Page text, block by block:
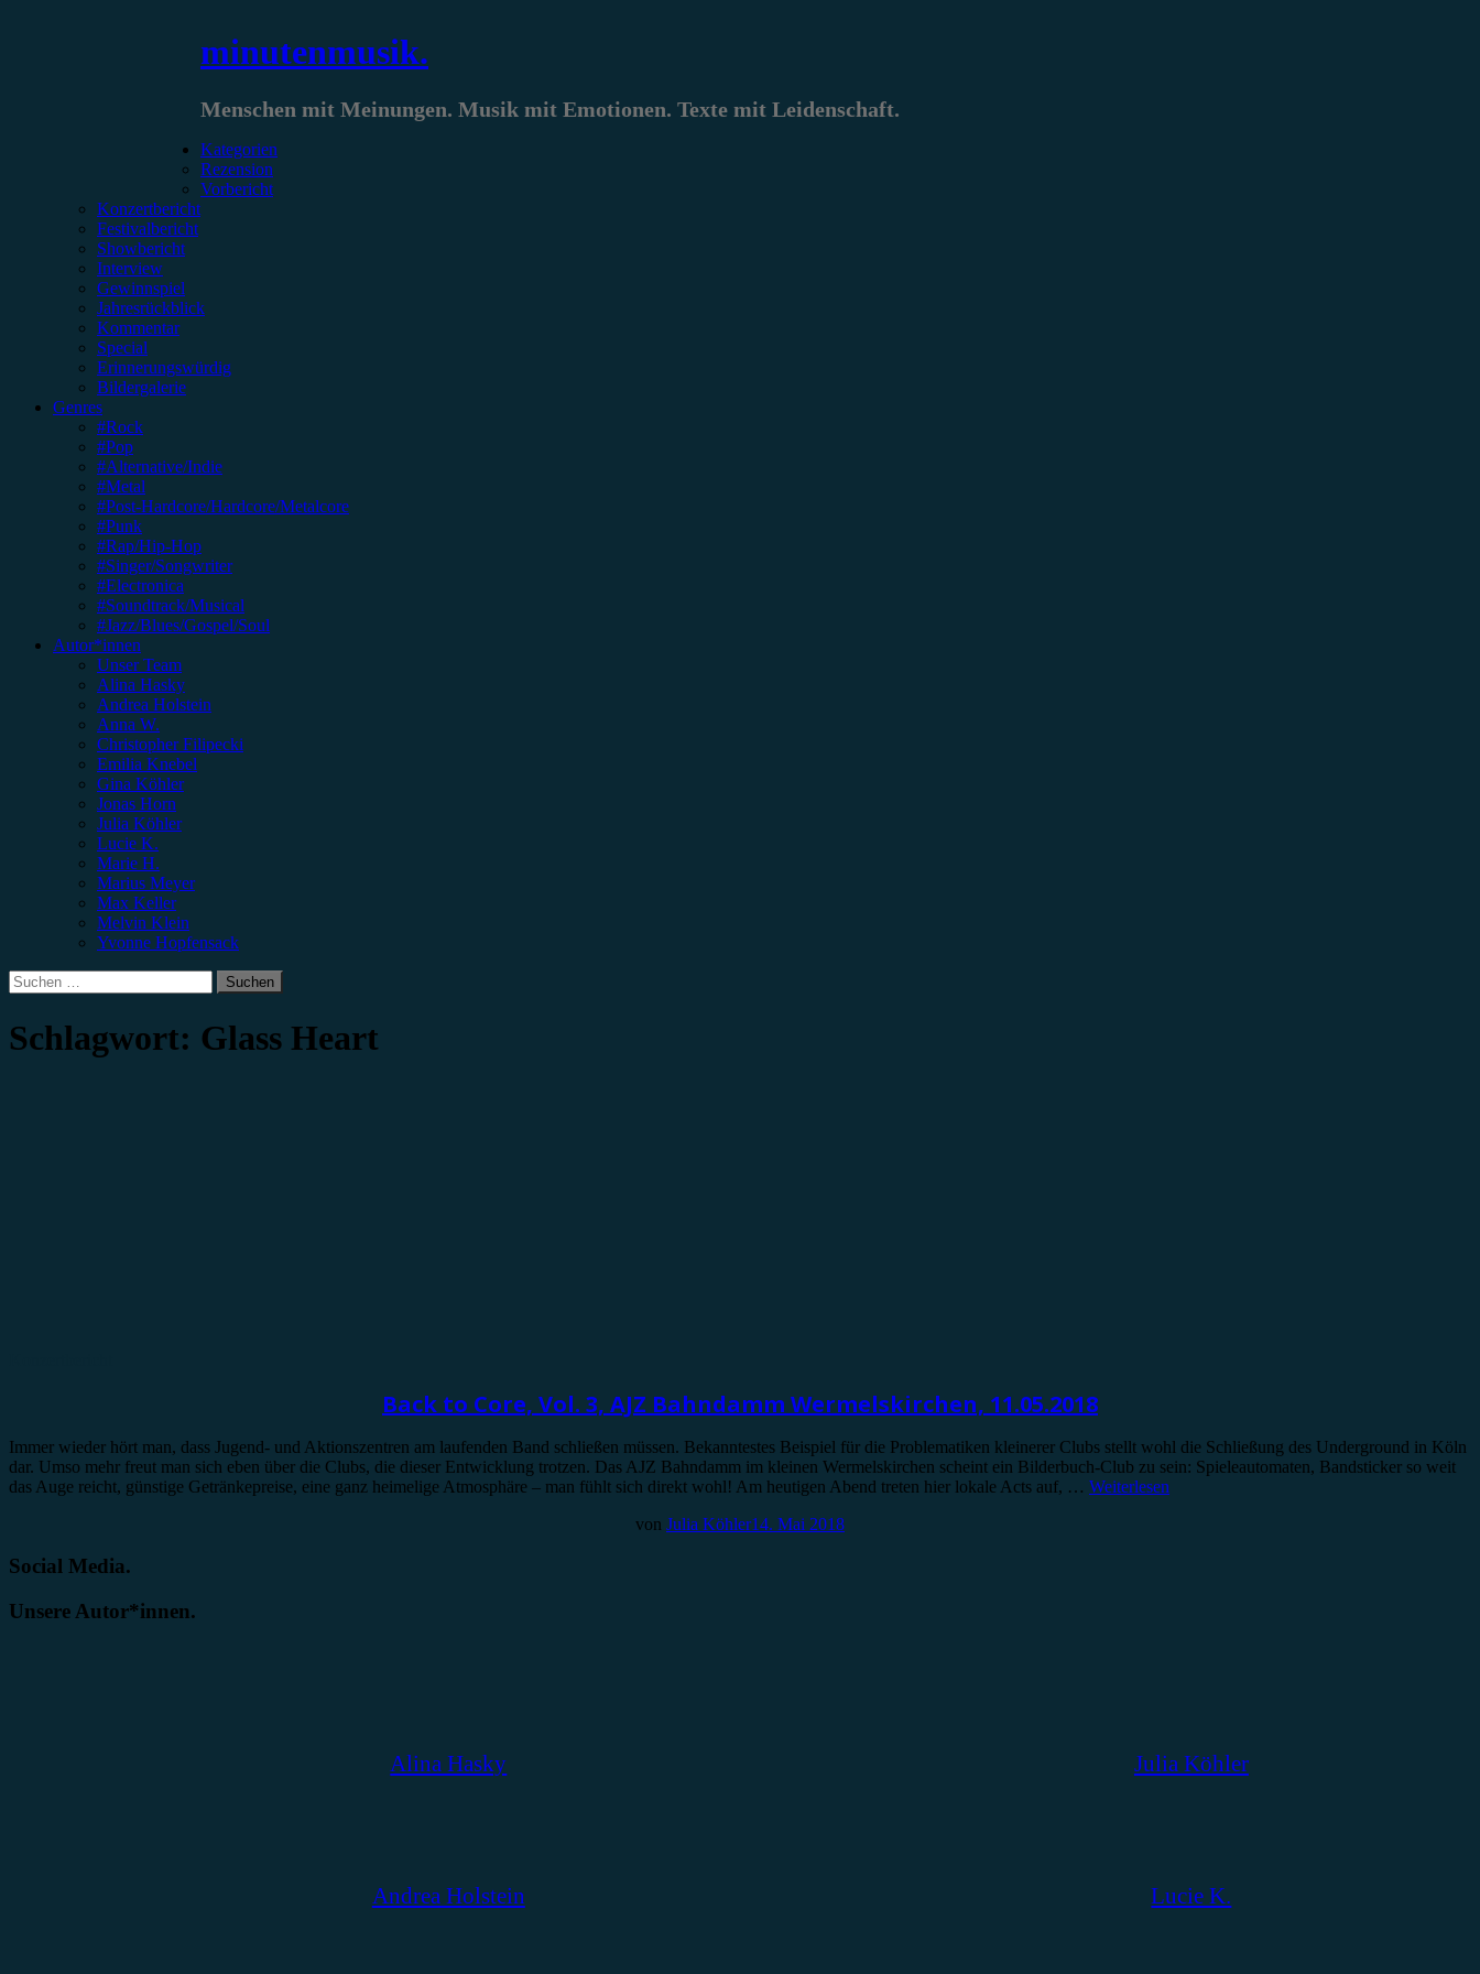
minutenmusik.
Menschen mit Meinungen. Musik mit Emotionen. Texte mit Leidenschaft.
Kategorien
Rezension
Vorbericht
Konzertbericht
Festivalbericht
Showbericht
Interview
Gewinnspiel
Jahresrückblick
Kommentar
Special
Erinnerungswürdig
Bildergalerie
Genres
#Rock
#Pop
#Alternative/Indie
#Metal
#Post-Hardcore/Hardcore/Metalcore
#Punk
#Rap/Hip-Hop
#Singer/Songwriter
#Electronica
#Soundtrack/Musical
#Jazz/Blues/Gospel/Soul
Autor*innen
Unser Team
Alina Hasky
Andrea Holstein
Anna W.
Christopher Filipecki
Emilia Knebel
Gina Köhler
Jonas Horn
Julia Köhler
Lucie K.
Marie H.
Marius Meyer
Max Keller
Melvin Klein
Yvonne Hopfensack
Suchen
nach:
Schlagwort: Glass Heart
Back to Core, Vol. 3, AJZ Bahndamm Wermelskirchen, 11.05.2018
Immer wieder hört man, dass Jugend- und Aktionszentren am laufenden Band schließen müssen. Bekanntestes Beispiel für die Problematiken kleinerer Clubs stellt wohl die Schließung des Underground in Köln
dar. Umso mehr freut man sich eben über die Clubs, die dieser Entwicklung trotzen. Das AJZ Bahndamm im kleinen Wermelskirchen scheint ein Bilderbuch-Club zu sein: Spieleautomaten, Bandsticker so weit
das Auge reicht, günstige Getränkepreise, eine ganz heimelige Atmosphäre – man fühlt sich direkt wohl! Am heutigen Abend treten hier lokale Acts auf, … Weiterlesen
von Julia Köhler14. Mai 2018
Social Media.
Unsere Autor*innen.
Alina Hasky
Andrea Holstein
Julia Köhler
Lucie K.